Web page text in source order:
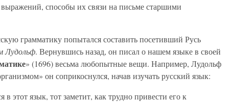
выражений, способы их связи на письме старшими
грамматику попытался составить посетивший Русь
Лудольф. Вернувшись назад, он писал о нашем языке в своей
» (1696) весьма любопытные вещи. Например, Лудольф
он соприкоснулся, начав изучать русский язык:
в этот язык, тот заметит, как трудно привести его к